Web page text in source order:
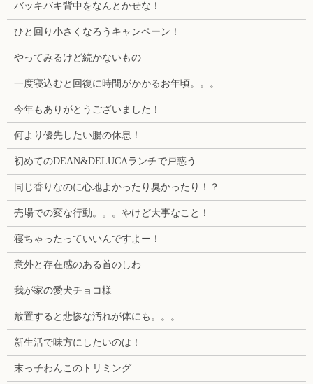
バッキバキ背中をなんとかせな！
ひと回り小さくなろうキャンペーン！
やってみるけど続かないもの
一度寝込むと回復に時間がかかるお年頃。。。
今年もありがとうございました！
何より優先したい腸の休息！
初めてのDEAN&DELUCAランチで戸惑う
同じ香りなのに心地よかったり臭かったり！？
売場での変な行動。。。やけど大事なこと！
寝ちゃったっていいんですよー！
意外と存在感のある首のしわ
我が家の愛犬チョコ様
放置すると悲惨な汚れが体にも。。。
新生活で味方にしたいのは！
末っ子わんこのトリミング